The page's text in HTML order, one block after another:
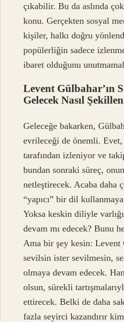
çıkabilir. Bu da aslında
konu. Gerçekten sosyal
kişiler, halkı doğru
popülerliğin sadece
ibaret olduğunu
Levent Gülbahar’ın
Gelecek Nasıl
Geleceğe bakarken,
evrileceği de önemli.
tarafından izleniyor ve
bundan sonraki süreç,
netleştirecek. Acaba daha
“yapıcı” bir dil
Yoksa keskin diliyle
devam mı edecek? Bunu
Ama bir şey kesin: Levent
sevilsin ister sevilmesin,
olmaya devam edecek.
olsun, sürekli
ettirecek. Belki de daha
fazla seyirci kazandırır